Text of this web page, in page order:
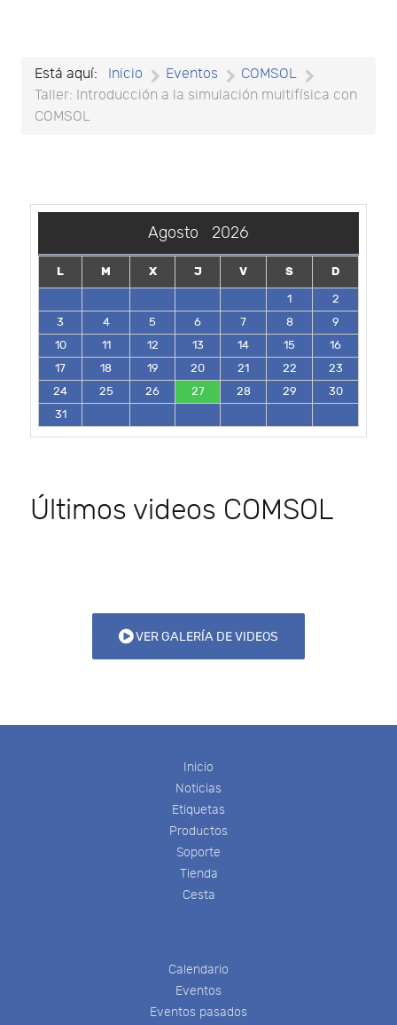
Está aquí: Inicio Eventos
COMSOL
Taller: Introducción a la simulación multifísica con
COMSOL
Agosto 2026
L M X J V S
D
1
2
3
4 5 6 7 8
9
10
11 12 13 14 15
16
17
18 19 20 21 22
23
24
25 26 27 28 29
30
31
Últimos videos COMSOL
VER GALERÍA DE VIDEOS
Inicio
Noticias
Etiquetas
Productos
Soporte
Tienda
Cesta
Calendario
Eventos
Eventos pasados